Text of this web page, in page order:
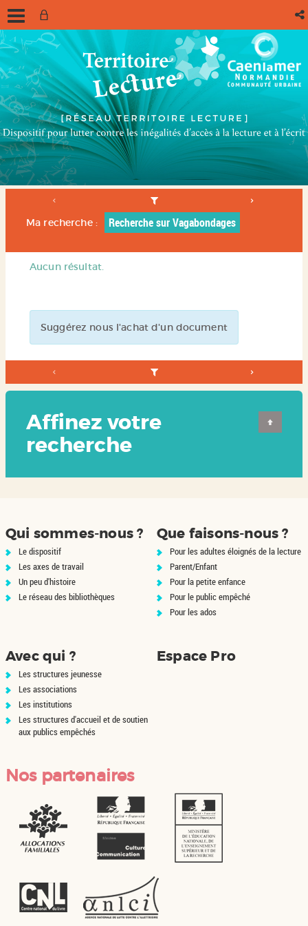
Ma recherche : Recherche sur Vagabondages
Aucun résultat.
Suggérez nous l'achat d'un document
Affinez votre
recherche
Qui sommes-nous ?
Le dispositif
Les axes de travail
Un peu d'histoire
Le réseau des bibliothèques
Que faisons-nous ?
Pour les adultes éloignés de la lecture
Parent/Enfant
Pour la petite enfance
Pour le public empêché
Pour les ados
Avec qui ?
Les structures jeunesse
Les associations
Les institutions
Les structures d'accueil et de soutien
aux publics empêchés
Espace Pro
Nos partenaires